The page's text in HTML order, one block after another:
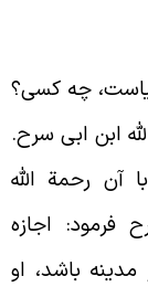
چه کسی؟
ابن ابی سرح.
رحمة الله
اجازه
باشد، او